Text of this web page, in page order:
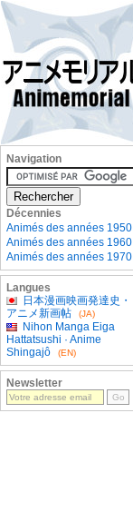
Navigation
Décennies
Animés des années 1950
Animés des années 1960
Animés des années 1970
Langues
日本漫画映画発達史・
アニメ新画帖
(JA)
Nihon Manga Eiga
Hattatsushi · Anime
Shingajô
(EN)
Newsletter